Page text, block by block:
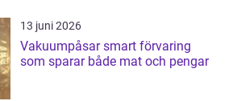
13 juni 2026
Vakuumpåsar smart förvaring
som sparar både mat och pengar